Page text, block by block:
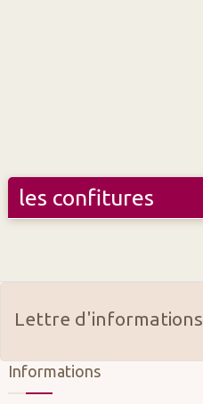
les confitures
Lettre d'informations
Informations